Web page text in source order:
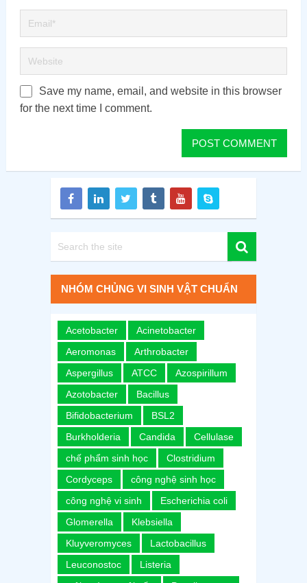
Save my name, email, and website in this browser
for the next time I comment.
NHÓM CHỦNG VI SINH VẬT CHUẨN
Acetobacter
Acinetobacter
Aeromonas
Arthrobacter
Aspergillus
ATCC
Azospirillum
Azotobacter
Bacillus
Bifidobacterium
BSL2
Burkholderia
Candida
Cellulase
chế phẩm sinh học
Clostridium
Cordyceps
công nghệ sinh học
công nghệ vi sinh
Escherichia coli
Glomerella
Klebsiella
Kluyveromyces
Lactobacillus
Leuconostoc
Listeria